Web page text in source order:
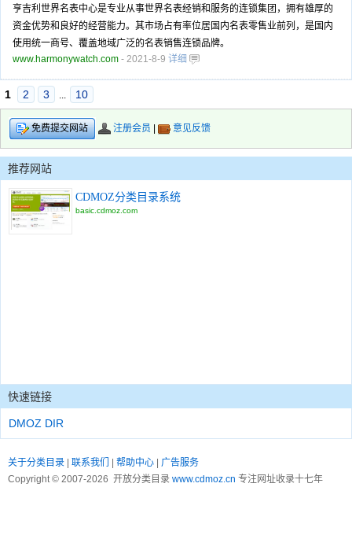
亨吉利世界名表中心是专业从事世界名表经销和服务的连锁集团，拥有雄厚的
资金优势和良好的经营能力。其市场占有率位居国内名表零售业前列，是国内
使用统一商号、覆盖地域广泛的名表销售连锁品牌。
www.harmonywatch.com - 2021-8-9 详细
1 2 3 ... 10
免费提交网站 注册会员 意见反馈
推荐网站
CDMOZ分类目录系统
basic.cdmoz.com
快速链接
DMOZ DIR
关于分类目录 联系我们 帮助中心
广告服务
Copyright © 2007-2026 开放分类目录 www.cdmoz.cn 专注网址收录十七年